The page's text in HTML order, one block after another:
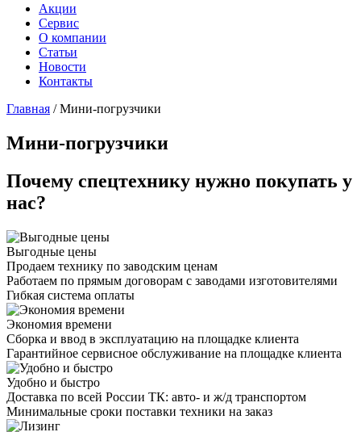
Акции
Сервис
О компании
Статьи
Новости
Контакты
Главная /Мини-погрузчики
Мини-погрузчики
Почему спецтехнику нужно покупать у
нас?
Выгодные цены
Продаем технику по заводским ценам
Работаем по прямым договорам с заводами изготовителями
Гибкая система оплаты
Экономия времени
Сборка и ввод в эксплуатацию на площадке клиента
Гарантийное сервисное обслуживание на площадке клиента
Удобно и быстро
Доставка по всей России ТК: авто- и ж/д транспортом
Минимальные сроки поставки техники на заказ